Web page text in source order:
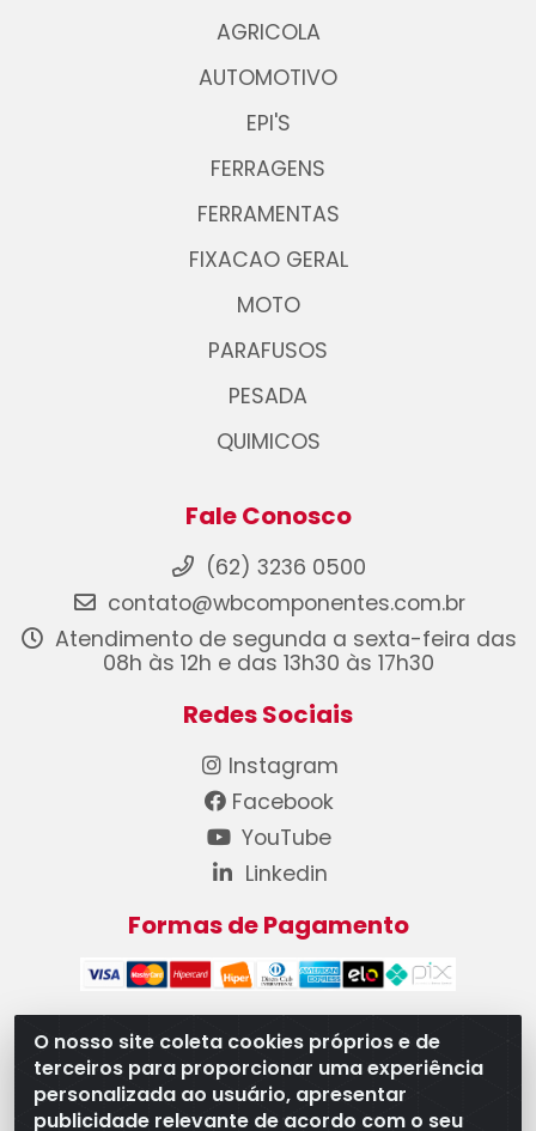
O nosso site coleta cookies próprios e de
terceiros para proporcionar uma experiência
personalizada ao usuário, apresentar
publicidade relevante de acordo com o seu
AGRICOLA
AUTOMOTIVO
EPI'S
FERRAGENS
FERRAMENTAS
FIXACAO GERAL
MOTO
PARAFUSOS
PESADA
QUIMICOS
Fale Conosco
(62) 3236 0500
contato@wbcomponentes.com.br
Atendimento de segunda a sexta-feira das
08h às 12h e das 13h30 às 17h30
Redes Sociais
Instagram
Facebook
YouTube
Linkedin
Formas de Pagamento
WB Componentes Automotivos LTDA - CNPJ
08.528.393/0001-12 - Rua do Níquel, 667 - Parque
Oeste Industrial, Goiânia/GO - CEP 74375-660